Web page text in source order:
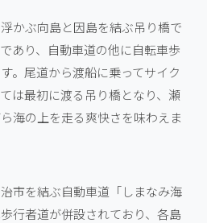
かぶ向島と因島を結ぶ吊り橋で
あり、自動車道の他に自転車歩
。尾道から渡船に乗ってサイク
は最初に渡る吊り橋となり、瀬
海の上を走る爽快さを味わえま
市を結ぶ自動車道「しまなみ海
行者道が併設されており、各島